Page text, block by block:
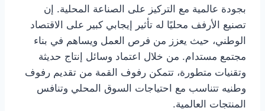
بجودة عالمية مع التركيز على الصناعة المحلية. إن
تصنيع الأرفف محليًا له تأثير إيجابي كبير على الاقتصاد
الوطني، حيث يعزز من فرص العمل ويساهم في بناء
مجتمع مستدام. من خلال اعتماد وسائل إنتاج حديثة
وتقنيات متطورة، تتمكن رفوف القمة من تقديم رفوف
وطنيه تتناسب مع احتياجات السوق المحلي وتنافس
المنتجات العالمية.